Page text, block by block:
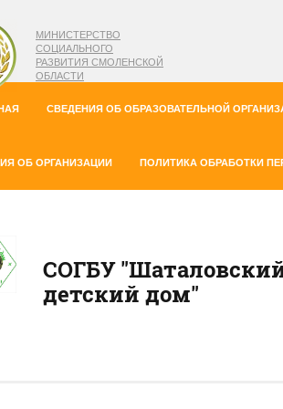
МИНИСТЕРСТВО
СОЦИАЛЬНОГО
РАЗВИТИЯ СМОЛЕНСКОЙ
ОБЛАСТИ
СВЕДЕНИЯ ОБ ОБРАЗОВАТЕЛЬНОЙ
ОБ ОРГАНИЗАЦИИ ПОЛИТИКА ОБРАБОТКИ
СОГБУ
детский дом"